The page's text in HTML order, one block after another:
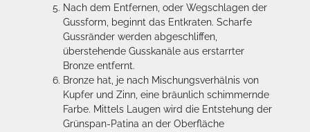
Nach dem Entfernen, oder Wegschlagen der
Gussform, beginnt das Entkraten. Scharfe
Gussränder werden abgeschliffen,
überstehende Gusskanäle aus erstarrter
Bronze entfernt.
Bronze hat, je nach Mischungsverhälnis von
Kupfer und Zinn, eine bräunlich schimmernde
Farbe. Mittels Laugen wird die Entstehung der
Grünspan-Patina an der Oberfläche